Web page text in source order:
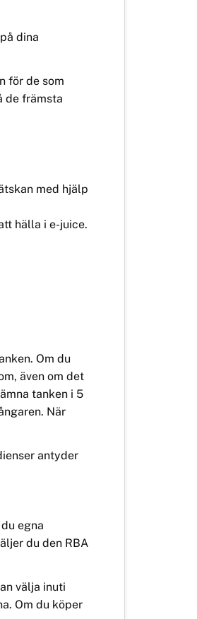
dina
för de som
de främsta
med hjälp
hälla i e-juice.
Om du
även om det
tanken i 5
När
antyder
egna
du den RBA
välja inuti
Om du köper